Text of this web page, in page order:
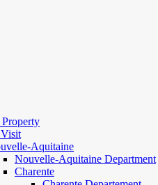
Visit
Aquitaine
Nouvelle-Aquitaine Department
Charente